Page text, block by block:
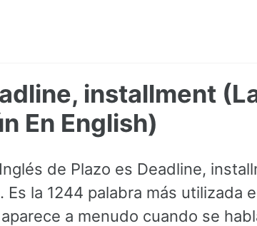
installment
En English)
de Plazo es Deadline,
Es la 1244 palabra más utilizada
a menudo cuando se